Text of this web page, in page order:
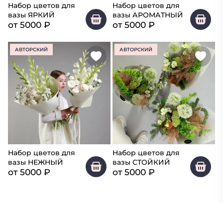
Набор цветов для
вазы ЯРКИЙ
от5000 ₽
Набор цветов для
вазы АРОМАТНЫЙ
от5000 ₽
АВТОРСКИЙ
Набор цветов для
вазы НЕЖНЫЙ
от5000 ₽
АВТОРСКИЙ
Набор цветов для
вазы СТОЙКИЙ
от5000 ₽